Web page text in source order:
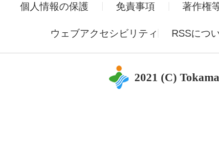
個人情報の保護 免責事項 著作権
ウェブアクセシビリティ RSSにつ
2021 (C)